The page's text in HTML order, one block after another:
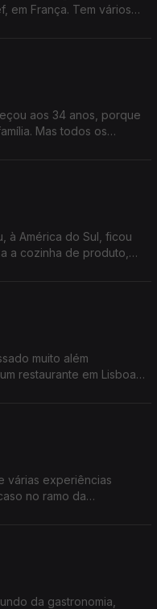
em França. Tem vários
aos 34 anos, porque
Mas todos os
à América do Sul, ficou
a cozinha de produto,
muito além
restaurante em Lisboa,
várias experiências
no ramo da
da gastronomia,